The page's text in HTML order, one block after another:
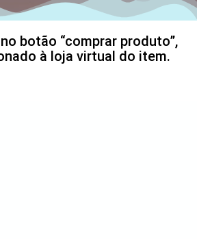
botão “comprar produto”,
à loja virtual do item.